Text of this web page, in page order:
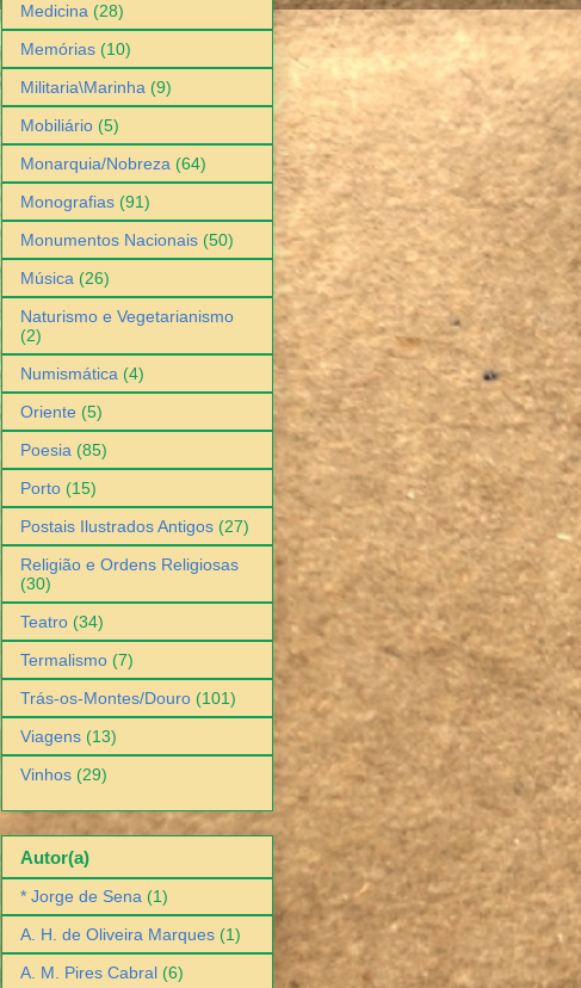
Medicina (28)
Memórias (10)
Militaria\Marinha (9)
Mobiliário (5)
Monarquia/Nobreza (64)
Monografias (91)
Monumentos Nacionais (50)
Música (26)
Naturismo e Vegetarianismo
(2)
Numismática (4)
Oriente (5)
Poesia (85)
Porto (15)
Postais Ilustrados Antigos (27)
Religião e Ordens Religiosas
(30)
Teatro (34)
Termalismo (7)
Trás-os-Montes/Douro (101)
Viagens (13)
Vinhos (29)
Autor(a)
* Jorge de Sena (1)
A. H. de Oliveira Marques (1)
A. M. Pires Cabral (6)